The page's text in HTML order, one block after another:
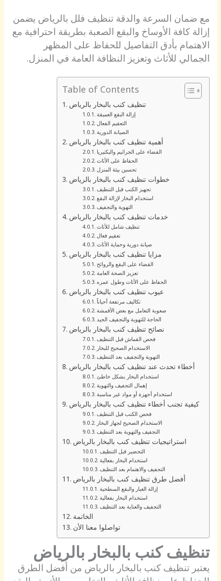
مع ضمان السرعة والدقة تنظيف فلل بالرياض يضمن
إزالة كافة الأوساخ والبقع الصعبة بطريقة احترافية مع
الاهتمام بأدق التفاصيل للحفاظ على المظهر
الجمالي للأثاث وتعزيز النظافة العامة في المنزل.
Table of Contents
تنظيف كنب بالبخار بالرياض
إزالة البقع العميقة
التعقيم الفعال
الصيانة الدورية
أهمية تنظيف كنب بالبخار بالرياض
القضاء على الجراثيم والبكتيريا
الحفاظ على الأثاث
تحسين بيئة المنزل
خطوات تنظيف كنب بالبخار بالرياض
تجهيز الكنب قبل التنظيف
استخدام البخار لإزالة البقع
التهوية والتجفيف
خدمات تنظيف كنب بالبخار بالرياض
تنظيف شامل للأثاث
تعقيم فعال
صيانة دورية وحماية الأثاث
مزايا تنظيف كنب بالبخار بالرياض
القضاء على البقع والروائح
تعزيز الصحة العامة
الحفاظ على الأثاث وطول عمره
عيوب تنظيف كنب بالبخار بالرياض
تكاليف مرتفعة أحياناً
صعوبة التعامل مع بعض الأقمشة
الحاجة للتهوية والتجفيف الجيد
نصائح تنظيف كنب بالبخار بالرياض
فحص القماش قبل التنظيف
الاستخدام الصحيح للبخار
التهوية والتجفيف بعد التنظيف
أخطاء تحدث عند تنظيف كنب بالبخار بالرياض
استخدام البخار بشكل خاطئ
إهمال التجفيف والتهوية
استخدام أجهزة أو مواد غير مناسبة
كيفية تجنب أخطاء تنظيف كنب بالبخار بالرياض
فحص الكنب قبل التنظيف
الاستخدام الصحيح لجهاز البخار
التجفيف والتهوية بعد التنظيف
استراتيجيات تنظيف كنب بالبخار بالرياض
التحضير قبل التنظيف
استخدام البخار بفعالية
التجفيف والاهتمام بعد التنظيف
أفضل طرق تنظيف كنب بالبخار بالرياض
إزالة الغبار والبقع السطحية
استخدام البخار بفعالية
التجفيف والعناية بعد التنظيف
الخاتمة
تواصلوا معنا الأن
تنظيف كنب بالبخار بالرياض
يعتبر تنظيف كنب بالبخار بالرياض من أفضل الطرق